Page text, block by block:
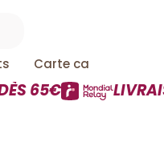
Carte cadeau